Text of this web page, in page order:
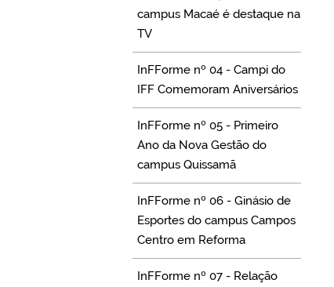
campus Macaé é destaque na
TV
InFForme nº 04 - Campi do
IFF Comemoram Aniversários
InFForme nº 05 - Primeiro
Ano da Nova Gestão do
campus Quissamã
InFForme nº 06 - Ginásio de
Esportes do campus Campos
Centro em Reforma
InFForme nº 07 - Relação